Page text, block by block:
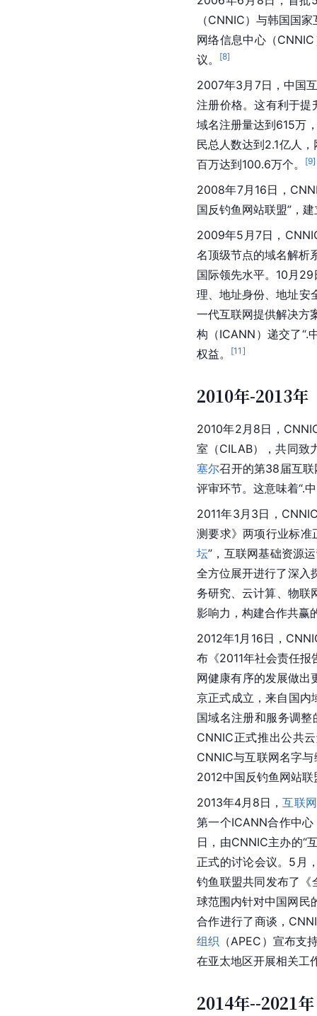
（CNNIC）与韩国国
网络信息中心（
议。
[8]
2007年3月7日，中国
注册价格。这有利于提
域名注册量达到615万
民总人数达到2.1亿人
百万达到100.6万个。
[9]
2008年7月16日，
国反钓鱼网站联盟”，
2009年5月7日，
名顶级节点的域名解析
国际领先水平。10月
理、地址身份、地址安
一代互联网提供解决方
构（ICANN）递交了“.
权益。
[11 ]
2010年-2013年
2010年2月8日，
室（CILAB），共同致
塞尔召开的第38届互联
评审环节。这意味着“.
2011年3月3日，
测要求》两项行业标
坛”，互联网基础资源
全方位展开进行了深入
务研究、云计算、物联
影响力，构建合作共赢
2012年1月16日，
布《2011年社会责任
网健康有序的发展做出
京正式成立，来自国
国域名注册和服务调
CNNIC正式推出公共
CNNIC与互联网名字
2012中国反钓鱼网站
2013年4月8日，互联
第一个ICANN合作中
日，由CNNIC主办的“
正式的讨论会议。5月
钓鱼联盟共同发布了《
球范围内针对中国网民
合作进行了商谈，
组织 （APEC）宣布
在亚太地区开展相关工
2014年--2021年